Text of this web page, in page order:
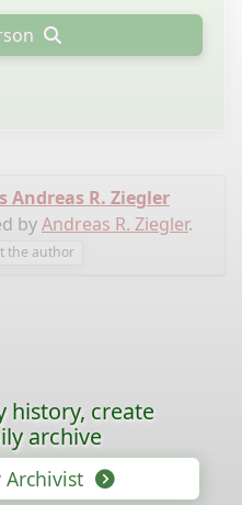
Andreas R. Ziegler
byAndreas R. Ziegler.
the author
history, create
archive
Archivist